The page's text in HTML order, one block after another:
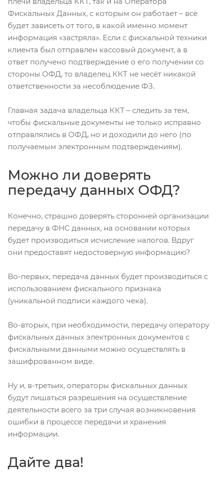
Фискальных Данных, с которым он работает – всё
будет зависеть от того, в какой именно момент
информация «застряла». Если с фискальной техники
клиента был отправлен кассовый документ, а в
ответ получено подтверждение о его получении со
стороны ОФД, то владелец ККТ не несёт никакой
ответственности за несоблюдение ФЗ.
Главная задача владельца ККТ – следить за тем,
чтобы фискальные документы не только исправно
отправлялись в ОФД, но и доходили до него (по
получаемым электронным подтверждениям).
Можно ли доверять
передачу данных ОФД?
Конечно, страшно доверять сторонней организации
передачу в ФНС данных, на основании которых
будет производиться исчисление налогов. Вдруг
они предоставят недостоверную информацию?
Во-первых, передача данных будет производиться с
использованием фискального признака
(уникальной подписи каждого чека).
Во-вторых, при необходимости, передачу оператору
фискальных данных электронных документов с
фискальными данными можно осуществлять в
зашифрованном виде.
Ну и, в-третьих, операторы фискальных данных
будут лишаться разрешения на осуществление
деятельности всего за три случая возникновения
ошибки в процессе передачи и хранения
информации.
Дайте два!